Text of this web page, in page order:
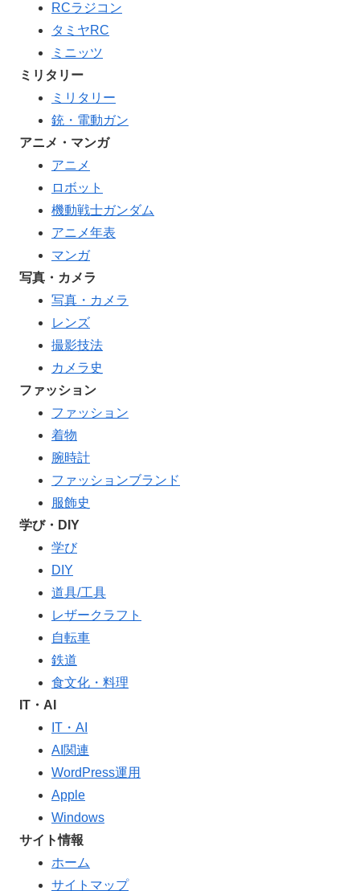
RCラジコン
タミヤRC
ミニッツ
ミリタリー
ミリタリー
銃・電動ガン
アニメ・マンガ
アニメ
ロボット
機動戦士ガンダム
アニメ年表
マンガ
写真・カメラ
写真・カメラ
レンズ
撮影技法
カメラ史
ファッション
ファッション
着物
腕時計
ファッションブランド
服飾史
学び・DIY
学び
DIY
道具/工具
レザークラフト
自転車
鉄道
食文化・料理
IT・AI
IT・AI
AI関連
WordPress運用
Apple
Windows
サイト情報
ホーム
サイトマップ